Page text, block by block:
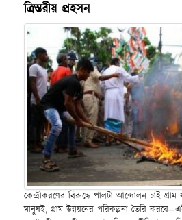
ত্রিস্তরীয় প্রহসন
কেন্দ্রীকরণের বিরুদ্ধে পালটা আন্দোলন চাই গ্রাম
মানুষই, গ্রাম উন্নয়নের পরিকল্পনা তৈরি